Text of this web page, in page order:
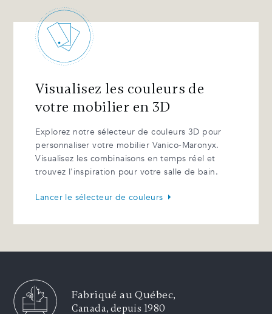
Visualisez les couleurs de
votre mobilier en 3D
Explorez notre sélecteur de couleurs 3D pour
personnaliser votre mobilier Vanico-Maronyx.
Visualisez les combinaisons en temps réel et
trouvez l'inspiration pour votre salle de bain.
Lancer le sélecteur de couleurs
Fabriqué au Québec,
Canada, depuis 1980